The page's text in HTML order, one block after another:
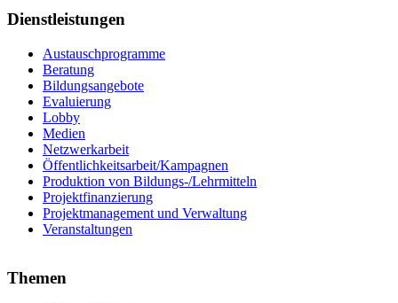
Dienstleistungen
Austauschprogramme
Beratung
Bildungsangebote
Evaluierung
Lobby
Medien
Netzwerkarbeit
Öffentlichkeitsarbeit/Kampagnen
Produktion von Bildungs-/Lehrmitteln
Projektfinanzierung
Projektmanagement und Verwaltung
Veranstaltungen
Themen